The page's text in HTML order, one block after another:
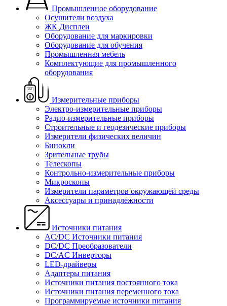
Промышленное оборудование
Осушители воздуха
ЖК Дисплеи
Оборудование для маркировки
Оборудование для обучения
Промышленная мебель
Комплектующие для промышленного
оборудования
Измерительные приборы
Электро-измерительные приборы
Радио-измерительные приборы
Строительные и геодезические приборы
Измерители физических величин
Бинокли
Зрительные трубы
Телескопы
Контрольно-измерительные приборы
Микроскопы
Измерители параметров окружающей среды
Аксессуары и принадлежности
Источники питания
AC/DC Источники питания
DC/DC Преобразователи
DC/AC Инверторы
LED-драйверы
Адаптеры питания
Источники питания постоянного тока
Источники питания переменного тока
Программируемые источники питания